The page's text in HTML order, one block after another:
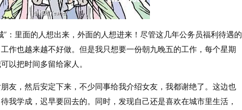
：里面的人想出来，外面的人想进来！尽管这几年公务员福利待遇的
作也越来越不好做。但是我只想要一份朝九晚五的工作，每个星期
以把时间多留给家人。
友，然后安定下来，不少同事给我介绍女友，我都谢绝了。这边也
我学成，迟早要回去的。同时，发现自己还是喜欢在城市里生活，